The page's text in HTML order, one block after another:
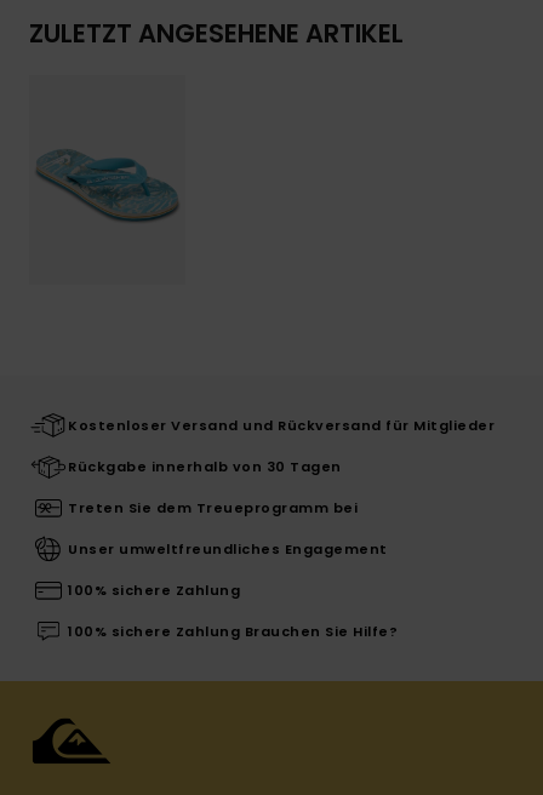
ZULETZT ANGESEHENE ARTIKEL
Kostenloser Versand und Rückversand für Mitglieder
Rückgabe innerhalb von 30 Tagen
Treten Sie dem Treueprogramm bei
Unser umweltfreundliches Engagement
100% sichere Zahlung
100% sichere Zahlung Brauchen Sie Hilfe?